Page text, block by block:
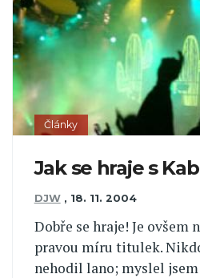
Články
Jak se hraje s
DJW , 18. 11. 2004
Dobře se hraje! Je ovšem
pravou míru titulek.
nehodil lano; myslel